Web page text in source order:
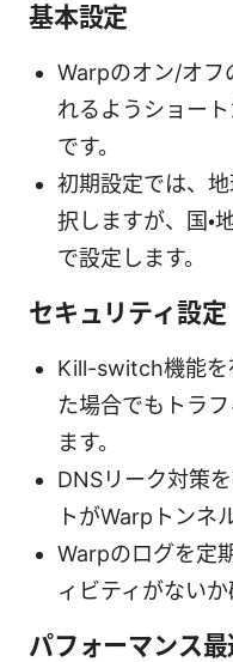
基本設定
Warpのオン/オフ
れるようショー
です。
初期設定では、
択しますが、国・
で設定します。
セキュリティ設定
Kill-switch機能を
た場合でもトラ
ます。
DNSリーク対策
トがWarpトンネ
Warpのログを定
ィビティがないか
パフォーマンス